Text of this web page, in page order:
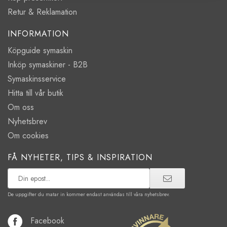
Retur & Reklamation
INFORMATION
Köpguide symaskin
Inköp symaskiner - B2B
Symaskinsservice
Hitta till vår butik
Om oss
Nyhetsbrev
Om cookies
FÅ NYHETER, TIPS & INSPIRATION
De uppgifter du matar in kommer endast användas till våra nyhetsbrev.
Facebook